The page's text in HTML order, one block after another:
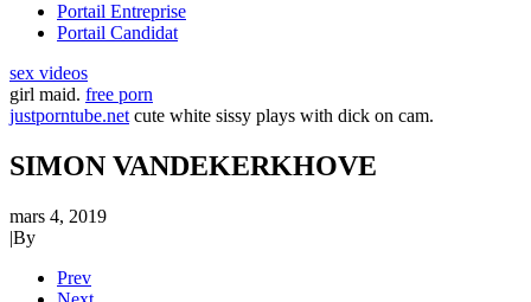
Portail Entreprise
Portail Candidat
sex videos
girl maid. free porn
justporntube.net cute white sissy plays with dick on cam.
SIMON VANDEKERKHOVE
mars 4, 2019
|By
Prev